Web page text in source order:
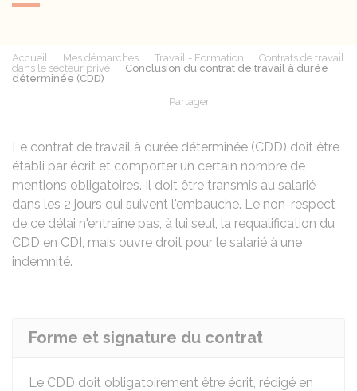
Accueil Mes démarches Travail - Formation
Contrats de travail
dans le secteur privé
Conclusion du contrat de travail à durée
déterminée (CDD)
Partager
Le contrat de travail à durée déterminée (CDD) doit être
établi par écrit et comporter un certain nombre de
mentions obligatoires. Il doit être transmis au salarié
dans les 2 jours qui suivent l'embauche. Le non-respect
de ce délai n'entraîne pas, à lui seul, la requalification du
CDD en CDI, mais ouvre droit pour le salarié à une
indemnité.
Forme et signature du contrat
Le CDD doit obligatoirement être écrit, rédigé en